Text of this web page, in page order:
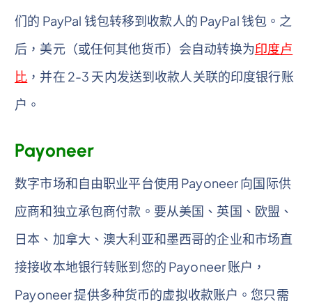
们的 PayPal 钱包转移到收款人的 PayPal 钱包。之
后，美元（或任何其他货币）会自动转换为印度卢
比 ，并在 2-3 天内发送到收款人关联的印度银行账
户。
Payoneer
数字市场和自由职业平台使用 Payoneer 向国际供
应商和独立承包商付款。要从美国、英国、欧盟、
日本、加拿大、澳大利亚和墨西哥的企业和市场直
接接收本地银行转账到您的 Payoneer 账户，
Payoneer 提供多种货币的虚拟收款账户。您只需